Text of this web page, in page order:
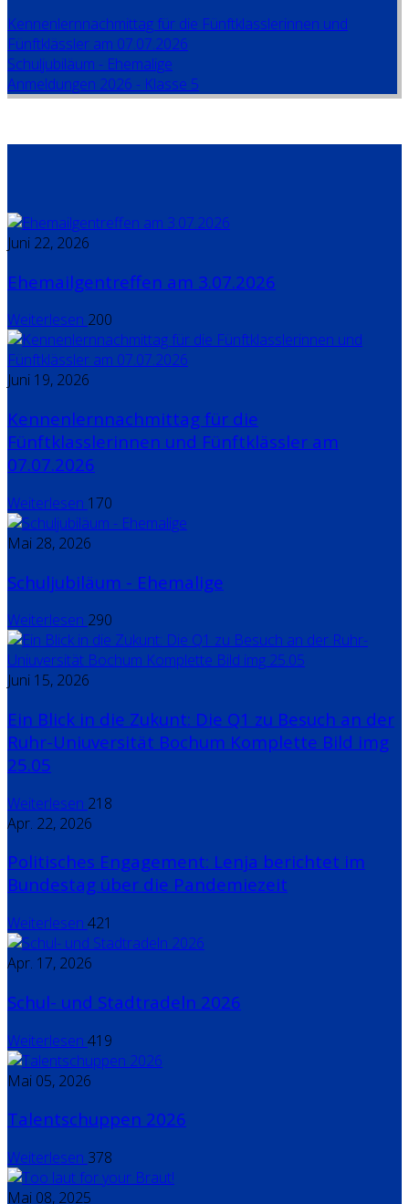
Kennenlernnachmittag für die Fünftklasslerinnen und
Fünftklässler am 07.07.2026
Schuljubiläum - Ehemalige
Anmeldungen 2026 - Klasse 5
Juni 22, 2026
Ehemailgentreffen am 3.07.2026
Weiterlesen 200
Juni 19, 2026
Kennenlernnachmittag für die
Fünftklasslerinnen und Fünftklässler am
07.07.2026
Weiterlesen 170
Mai 28, 2026
Schuljubiläum - Ehemalige
Weiterlesen 290
Juni 15, 2026
Ein Blick in die Zukunt: Die Q1 zu Besuch an der
Ruhr-Uniuversität Bochum Komplette Bild img
25.05
Weiterlesen 218
Apr. 22, 2026
Politisches Engagement: Lenja berichtet im
Bundestag über die Pandemiezeit
Weiterlesen 421
Apr. 17, 2026
Schul- und Stadtradeln 2026
Weiterlesen 419
Mai 05, 2026
Talentschuppen 2026
Weiterlesen 378
Mai 08, 2025